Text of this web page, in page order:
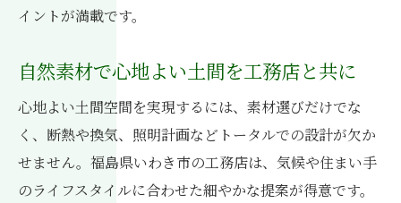
イントが満載です。
自然素材で心地よい土間を工務店と共に
心地よい土間空間を実現するには、素材選びだけでな
く、断熱や換気、照明計画などトータルでの設計が欠か
せません。福島県いわき市の工務店は、気候や住まい手
のライフスタイルに合わせた細やかな提案が得意です。